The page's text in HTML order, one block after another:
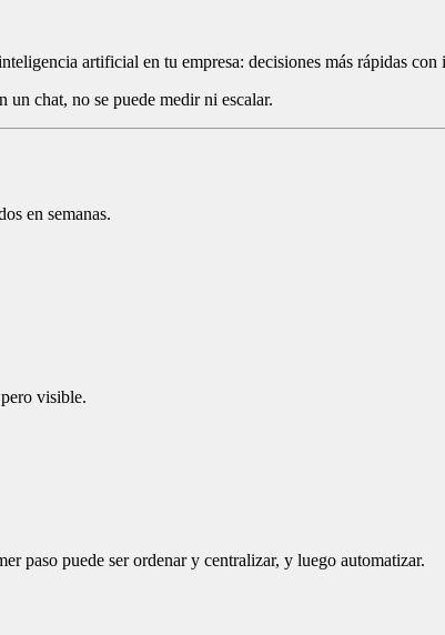
artificial en tu empresa: decisiones más rápidas con
chat, no se puede medir ni escalar.
en semanas.
visible.
paso puede ser ordenar y centralizar, y luego automatizar.